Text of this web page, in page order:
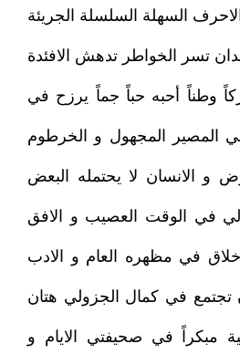
السهلة السلسلة الجريئة
تسر الخواطر تدهش الافئدة
وطناً أحبه حباً جماً يرزح في
المصير المجهول و الخرطوم
و الانسان لا يحتمله البعض
في الوقت العصيب و الافق
في مظهره العام و الادب
في كمال الجزولي هتان
مبكراً في صحيفتي الايام و